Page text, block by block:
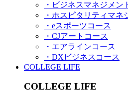
・ビジネスマネジメン
・ホスピタリティマネ
・eスポーツコース
・CJアートコース
・エアラインコース
・DXビジネスコース
COLLEGE LIFE
COLLEGE LIFE